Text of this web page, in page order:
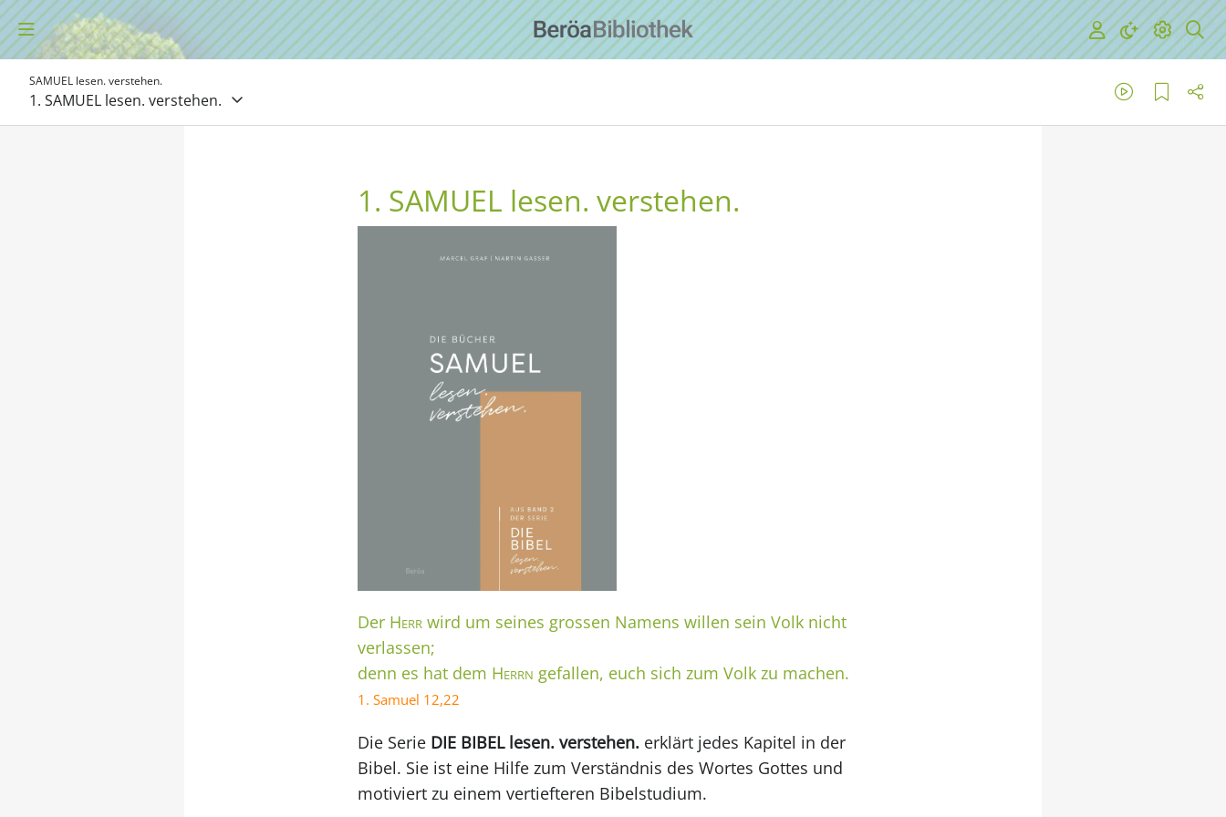
SAMUEL lesen. verstehen.
1. SAMUEL lesen. verstehen.
1. SAMUEL lesen. verstehen.
Der Herrwird um seines grossen Namens willen sein Volk nicht
verlassen;
denn es hat dem Herrn gefallen, euch sich zum Volk zu machen.
1. Samuel 12,22
Die Serie DIE BIBEL lesen. verstehen.erklärt jedes Kapitel in der
Bibel. Sie ist eine Hilfe zum Verständnis des Wortes Gottes und
motiviert zu einem vertiefteren Bibelstudium.